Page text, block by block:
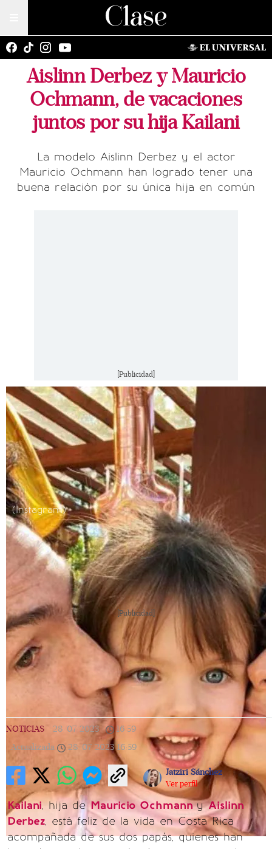
Aislinn Derbez y Mauricio
Ochmann, de vacaciones
juntos por su hija Kailani
La modelo Aislinn Derbez y el actor
Mauricio Ochmann han logrado tener una
buena relación por su única hija en común
[Publicidad]
(Instagram)
[Publicidad]
NOTICIAS 28/07/2023 16:59
Actualizada
28/07/2023 16:59
Jatziri Sánchez
Ver perfil
Kailani, hija deMauricio OchmannyAislinn
Derbez, está feliz de la vida en Costa Rica
acompañada de sus dos papás, quienes han